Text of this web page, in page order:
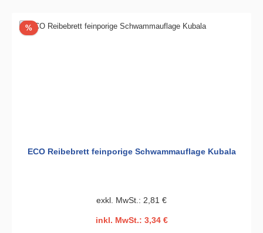
%Rabatt
ECO Reibebrett feinporige Schwammauflage Kubala
exkl. MwSt.: 2,81 €
inkl. MwSt.: 3,34 €